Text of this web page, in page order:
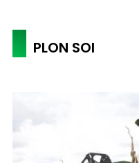
PLON SOI